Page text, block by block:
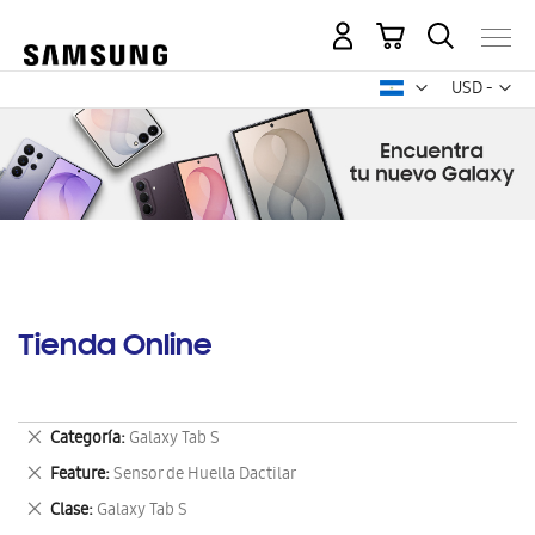
USD -
dólar
Mi carrito
Tienda Online
Categoría Galaxy Tab S
Eliminar
este
artículo
Feature Sensor de Huella Dactilar
Eliminar
este
artículo
Clase Galaxy Tab S
Eliminar